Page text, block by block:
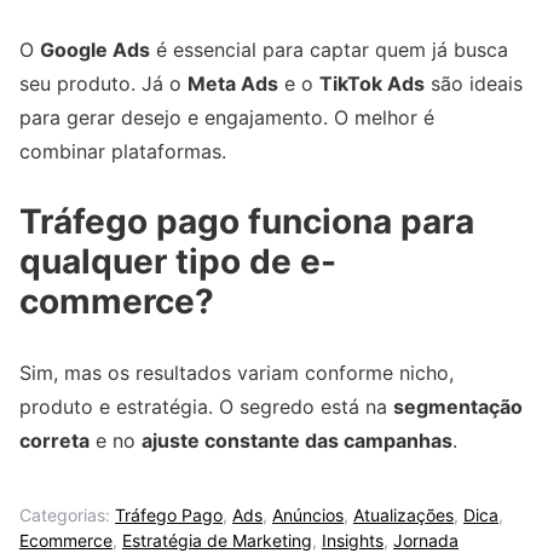
O Google Ads é essencial para captar quem já busca
seu produto. Já o Meta Ads e o TikTok Ads são ideais
para gerar desejo e engajamento. O melhor é
combinar plataformas.
Tráfego pago funciona para
qualquer tipo de e-
commerce?
Sim, mas os resultados variam conforme nicho,
produto e estratégia. O segredo está na segmentação
correta e no ajuste constante das campanhas.
Categorias: Tráfego Pago, Ads, Anúncios, Atualizações, Dica,
Ecommerce, Estratégia de Marketing, Insights, Jornada